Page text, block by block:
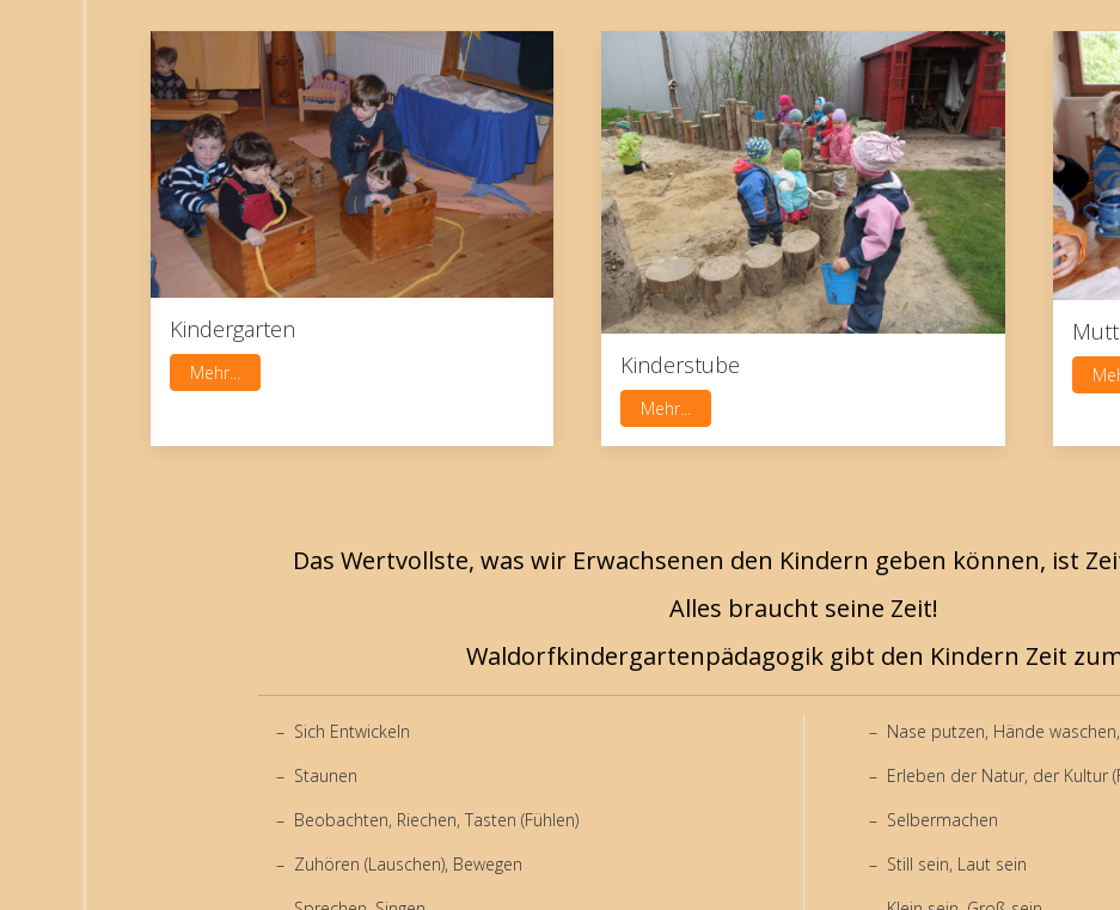
Kindergarten
Mehr... Kinderstube
Mehr...
Das Wertvollste, was wir Erwachsenen den Kindern geben können, ist
Alles braucht seine Zeit!
Waldorfkindergartenpädagogik gibt den Kindern Zeit
Sich Entwickeln
Staunen
Beobachten, Riechen, Tasten (Fühlen)
Zuhören (Lauschen), Bewegen
Nase putzen, Hände
Erleben der Natur, der Kultur
Selbermachen
Still sein, Laut sein